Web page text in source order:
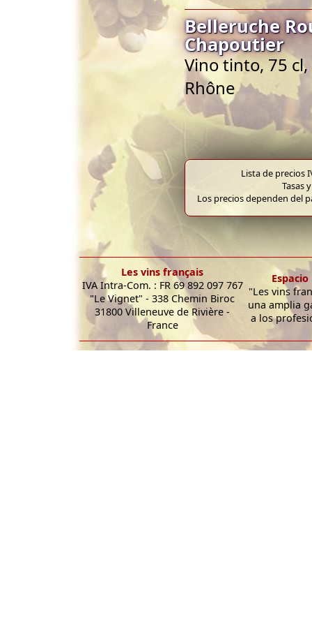
Belleruche
Chapoutier
Vino tinto, 75 cl,
Rhône
Lista de precios
Tasas
Los precios dependen del
Les vins français
IVA Intra-Com. : FR 69 892 097 767
"Le Vignet" - 338 Chemin Biroc
31800 Villeneuve de Rivière -
France
"Les vins
una amplia
a los